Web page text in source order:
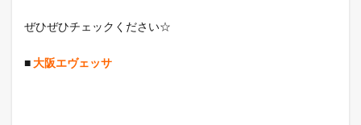
ぜひぜひチェックください☆
■大阪エヴェッサ